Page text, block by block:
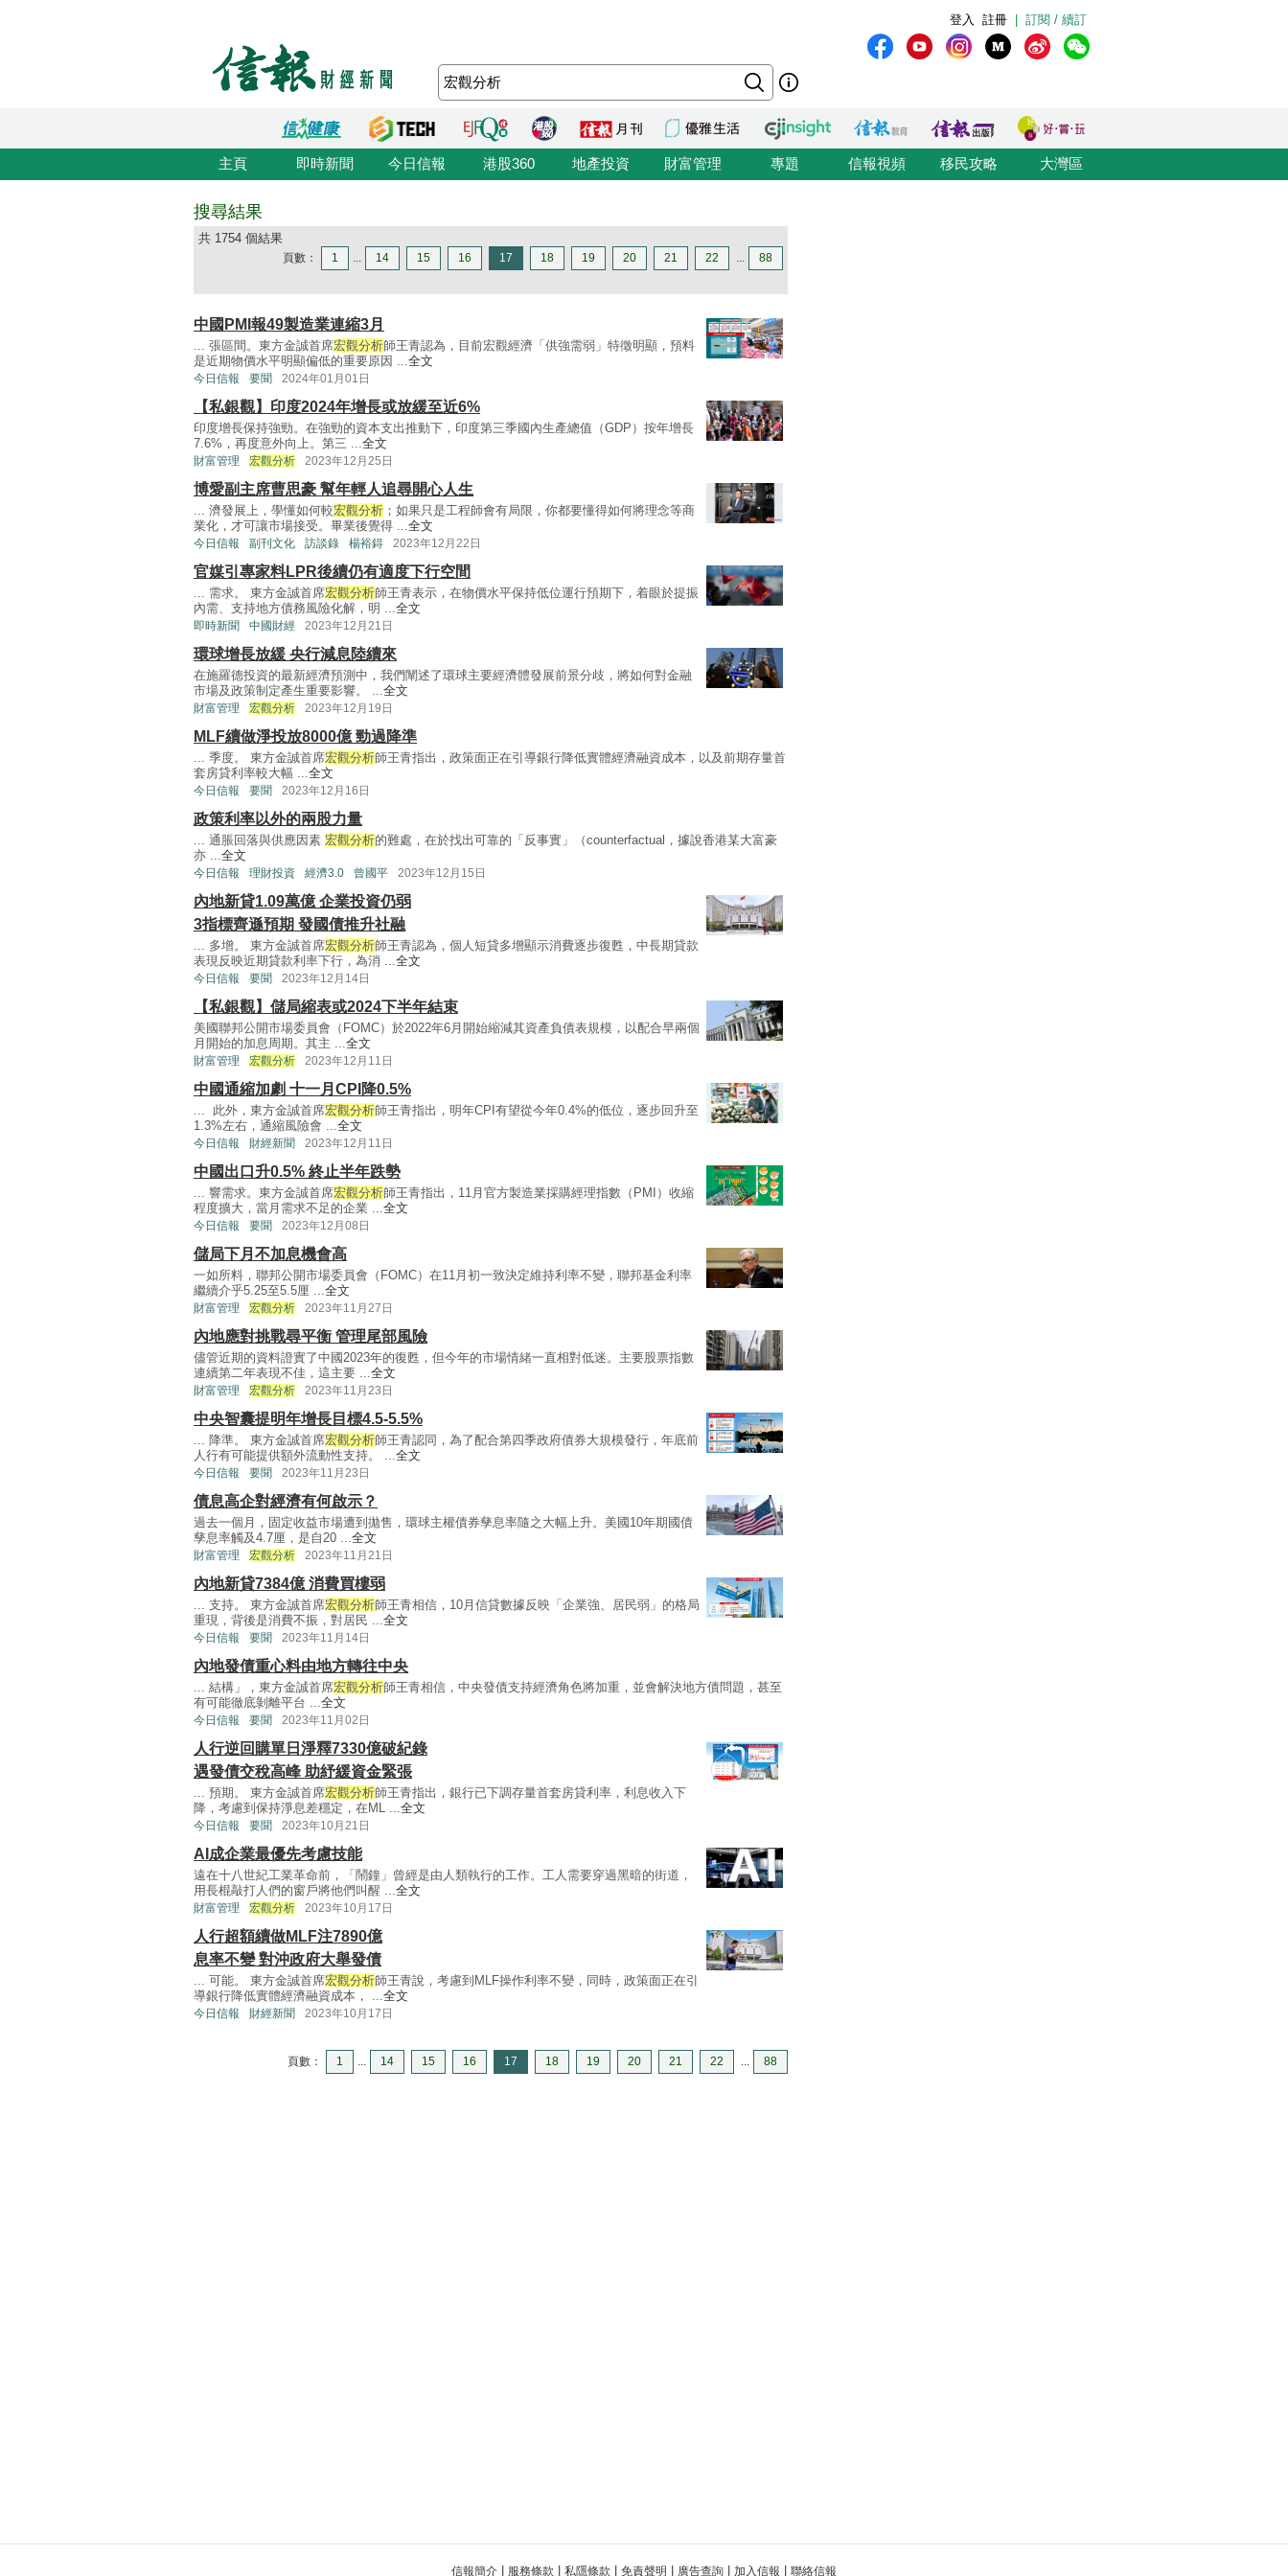
訂閱 / 續訂
註冊
登入
主頁 即時新聞 今日信報 港股360 地產投資 財富管理 專題 信報視頻 移民攻略 大灣區
搜尋結果
共 1754 個結果
頁數： 1 ... 14 15 16 17 18 19 20 21 22 ... 88
中國PMI報49製造業連縮3月
... 張區間。東方金誠首席宏觀分析師王青認為，目前宏觀經濟「供強需弱」特徵明顯，預料
是近期物價水平明顯偏低的重要原因 ...全文
今日信報 要聞 2024年01月01日
【私銀觀】印度2024年增長或放緩至近6%
印度增長保持強勁。在強勁的資本支出推動下，印度第三季國內生產總值（GDP）按年增長
7.6%，再度意外向上。第三 ...全文
財富管理 宏觀分析 2023年12月25日
博愛副主席曹思豪 幫年輕人追尋開心人生
... 濟發展上，學懂如何較宏觀分析 ；如果只是工程師會有局限，你都要懂得如何將理念等商
業化，才可讓市場接受。畢業後覺得 ...全文
今日信報 副刊文化 訪談錄 楊裕鍀 2023年12月22日
官媒引專家料LPR後續仍有適度下行空間
... 需求。 東方金誠首席宏觀分析師王青表示，在物價水平保持低位運行預期下，着眼於提振
內需、支持地方債務風險化解，明 ...全文
即時新聞 中國財經 2023年12月21日
環球增長放緩 央行減息陸續來
在施羅德投資的最新經濟預測中，我們闡述了環球主要經濟體發展前景分歧，將如何對金融
市場及政策制定產生重要影響。 ...全文
財富管理 宏觀分析 2023年12月19日
MLF續做淨投放8000億 勁過降準
... 季度。 東方金誠首席宏觀分析師王青指出，政策面正在引導銀行降低實體經濟融資成本，以及前期存量首
套房貸利率較大幅 ...全文
今日信報 要聞 2023年12月16日
政策利率以外的兩股力量
... 通脹回落與供應因素 宏觀分析的難處，在於找出可靠的「反事實」（counterfactual，據說香港某大富豪
亦 ...全文
今日信報 理財投資 經濟3.0 曾國平 2023年12月15日
內地新貸1.09萬億 企業投資仍弱
3指標齊遜預期 發國債推升社融
... 多增。 東方金誠首席宏觀分析師王青認為，個人短貸多增顯示消費逐步復甦，中長期貸款
表現反映近期貸款利率下行，為消 ...全文
今日信報 要聞 2023年12月14日
【私銀觀】儲局縮表或2024下半年結束
美國聯邦公開市場委員會（FOMC）於2022年6月開始縮減其資產負債表規模，以配合早兩個
月開始的加息周期。其主 ...全文
財富管理 宏觀分析 2023年12月11日
中國通縮加劇 十一月CPI降0.5%
... 此外，東方金誠首席宏觀分析師王青指出，明年CPI有望從今年0.4%的低位，逐步回升至
1.3%左右，通縮風險會 ...全文
今日信報 財經新聞 2023年12月11日
中國出口升0.5% 終止半年跌勢
... 響需求。東方金誠首席宏觀分析師王青指出，11月官方製造業採購經理指數（PMI）收縮
程度擴大，當月需求不足的企業 ...全文
今日信報 要聞 2023年12月08日
儲局下月不加息機會高
一如所料，聯邦公開市場委員會（FOMC）在11月初一致決定維持利率不變，聯邦基金利率
繼續介乎5.25至5.5厘 ...全文
財富管理 宏觀分析 2023年11月27日
內地應對挑戰尋平衡 管理尾部風險
儘管近期的資料證實了中國2023年的復甦，但今年的市場情緒一直相對低迷。主要股票指數
連續第二年表現不佳，這主要 ...全文
財富管理 宏觀分析 2023年11月23日
中央智囊提明年增長目標4.5-5.5%
... 降準。 東方金誠首席宏觀分析師王青認同，為了配合第四季政府債券大規模發行，年底前
人行有可能提供額外流動性支持。 ...全文
今日信報 要聞 2023年11月23日
債息高企對經濟有何啟示？
過去一個月，固定收益市場遭到拋售，環球主權債券孳息率隨之大幅上升。美國10年期國債
孳息率觸及4.7厘，是自20 ...全文
財富管理 宏觀分析 2023年11月21日
內地新貸7384億 消費買樓弱
... 支持。 東方金誠首席宏觀分析師王青相信，10月信貸數據反映「企業強、居民弱」的格局
重現，背後是消費不振，對居民 ...全文
今日信報 要聞 2023年11月14日
內地發債重心料由地方轉往中央
... 結構」，東方金誠首席宏觀分析師王青相信，中央發債支持經濟角色將加重，並會解決地方債問題，甚至
有可能徹底剝離平台 ...全文
今日信報 要聞 2023年11月02日
人行逆回購單日淨釋7330億破紀錄
遇發債交稅高峰 助紓緩資金緊張
... 預期。 東方金誠首席宏觀分析師王青指出，銀行已下調存量首套房貸利率，利息收入下
降，考慮到保持淨息差穩定，在ML ...全文
今日信報 要聞 2023年10月21日
AI成企業最優先考慮技能
遠在十八世紀工業革命前，「鬧鐘」曾經是由人類執行的工作。工人需要穿過黑暗的街道，
用長棍敲打人們的窗戶將他們叫醒 ...全文
財富管理 宏觀分析 2023年10月17日
人行超額續做MLF注7890億
息率不變 對沖政府大舉發債
... 可能。 東方金誠首席宏觀分析師王青說，考慮到MLF操作利率不變，同時，政策面正在引
導銀行降低實體經濟融資成本， ...全文
今日信報 財經新聞 2023年10月17日
頁數： 1 ... 14 15 16 17 18 19 20 21 22 ... 88
信報簡介 服務條款 私隱條款 免責聲明 廣告查詢 加入信報 聯絡信報